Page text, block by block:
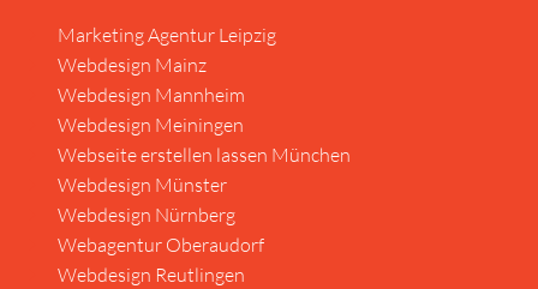
Marketing Agentur Leipzig
Webdesign Mainz
Webdesign Mannheim
Webdesign Meiningen
Webseite erstellen lassen München
Webdesign Münster
Webdesign Nürnberg
Webagentur Oberaudorf
Webdesign Reutlingen